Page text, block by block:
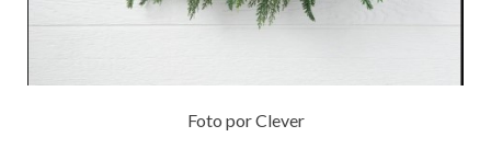
Foto por Clever